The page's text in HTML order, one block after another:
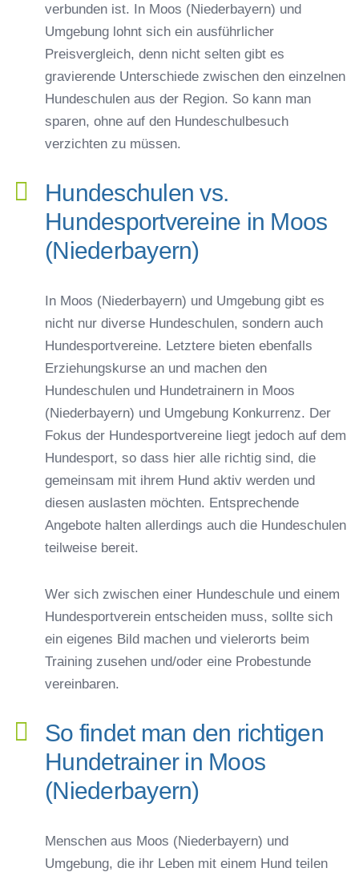
verbunden ist. In Moos (Niederbayern) und
Umgebung lohnt sich ein ausführlicher
Preisvergleich, denn nicht selten gibt es
gravierende Unterschiede zwischen den einzelnen
Hundeschulen aus der Region. So kann man
sparen, ohne auf den Hundeschulbesuch
verzichten zu müssen.
Hundeschulen vs.
Hundesportvereine in Moos
(Niederbayern)
In Moos (Niederbayern) und Umgebung gibt es
nicht nur diverse Hundeschulen, sondern auch
Hundesportvereine. Letztere bieten ebenfalls
Erziehungskurse an und machen den
Hundeschulen und Hundetrainern in Moos
(Niederbayern) und Umgebung Konkurrenz. Der
Fokus der Hundesportvereine liegt jedoch auf dem
Hundesport, so dass hier alle richtig sind, die
gemeinsam mit ihrem Hund aktiv werden und
diesen auslasten möchten. Entsprechende
Angebote halten allerdings auch die Hundeschulen
teilweise bereit.
Wer sich zwischen einer Hundeschule und einem
Hundesportverein entscheiden muss, sollte sich
ein eigenes Bild machen und vielerorts beim
Training zusehen und/oder eine Probestunde
vereinbaren.
So findet man den richtigen
Hundetrainer in Moos
(Niederbayern)
Menschen aus Moos (Niederbayern) und
Umgebung, die ihr Leben mit einem Hund teilen